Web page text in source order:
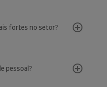
fortes no setor?
pessoal?